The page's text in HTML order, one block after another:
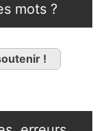
mots ?
!